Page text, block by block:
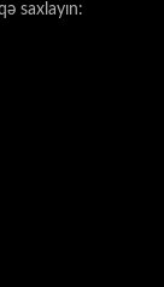
saxlayın: